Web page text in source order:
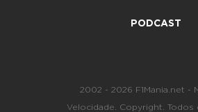
PODCAST
2002 - 2026 F1Mania.net -
Velocidade. Copyright. Todos